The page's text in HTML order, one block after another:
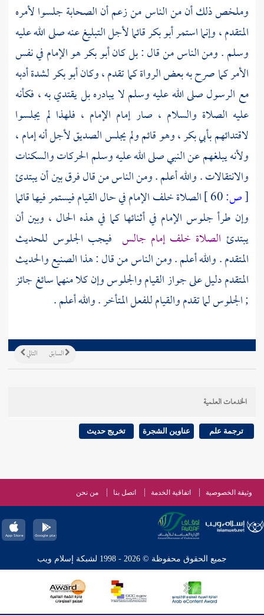
وملخص ذلك أن من الناس من زعم أن الصحابة جلسوا لأمره
المتقدم ، وإنما استمرأبو بكرقائما لأجل التبليغ عنه صلى الله عليه
وسلم . ومن الناس من قال : بل كانأبو بكرهو الإمام في نفس
الأمر كما صرح به بعض الرواة كما تقدم ، وكانأبو بكرلشدة أدبه
مع الرسول صلى الله عليه وسلم لا يبادره بل يقتدي به ، فكأنه
عليه الصلاة والسلام ، صار إمام الإمام ، فلهذا لم يجلسوا
لاقتدائهمبأبي بكر ،وهو قائم ولم يجلسالصديقلأجل أنه إمام ،
ولأنه يبلغهم عن النبي صلى الله عليه وسلم الحركات والسكنات
والانتقالات . والله أعلم . ومن الناس من قال فرق بين أن يبتدئ
[ص:
الصلاة خلف الإمام في حال القيام فيستمر فيها قائما
وإن طرأ جلوس الإمام في أثنائها كما في هذه الحال ، وبين أن
يبتدئ الصلاة خلف إمام جالس فيجب الجلوس للحديث
المتقدم . والله أعلم . ومن الناس من قال : هذا الصنيع والحديث
المتقدم دليل على جواز القيام والجلوس وإن كلا منهما سائغ جائز
; الجلوس لما تقدم والقيام للفعل المتأخر . والله أعلم .
التالي السابق
الخدمات العلمية
ترجمة علم عناوين الشجرة تخريج حديث
وثيقة الخصوصية اتفاقية الخدمة اتصل بنا من نحن
جميع الحقوق محفوظة © 2026 - 1998 لشبكة إسلام ويب